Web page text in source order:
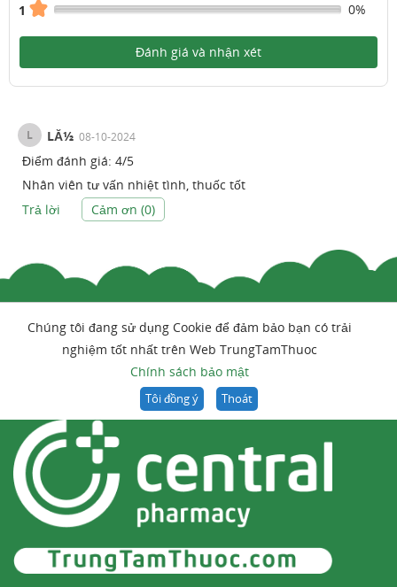
1
0%
Đánh giá và nhận xét
L LĂ½ 08-10-2024
Điểm đánh giá: 4/5
Nhân viên tư vấn nhiệt tình, thuốc tốt
Trả lời
Cảm ơn (0)
Chúng tôi đang sử dụng Cookie để đảm bảo bạn có trải
nghiệm tốt nhất trên Web TrungTamThuoc
Chính sách bảo mật
Tôi đồng ý Thoát